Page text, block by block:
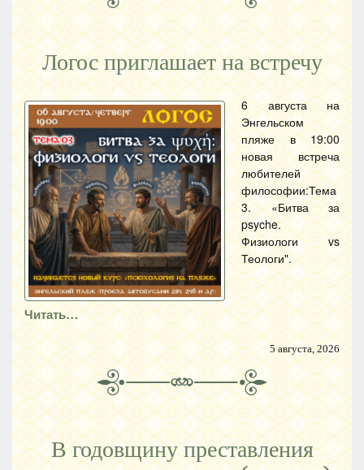
Логос приглашает на встречу
6 августа на
Энгельском
пляже в 19:00
новая встреча
любителей
философии:Тема
3. «Битва за
psyche.
Физиологи vs
Теологи".
Читать…
5 августа, 2026
В годовщину преставления